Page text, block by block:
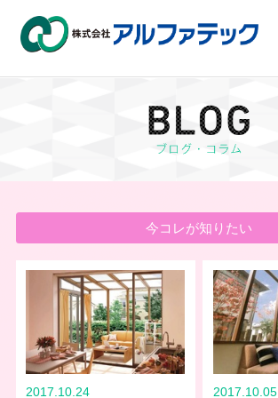
今コレが知りたい
2017.10.24 2017.10.05